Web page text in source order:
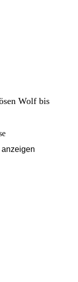
Wolf bis